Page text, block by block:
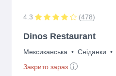
4.3 (478)
Dinos Restaurant
Мексиканська • Сніданки •
Закрито зараз